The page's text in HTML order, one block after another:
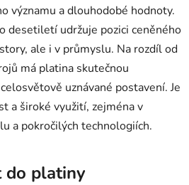
významu a dlouhodobé hodnoty.
desetiletí udržuje pozici ceněného
ale i v průmyslu. Na rozdíl od
má platina skutečnou
uznávané postavení. Je
a široké využití, zejména v
a pokročilých technologiích.
do platiny